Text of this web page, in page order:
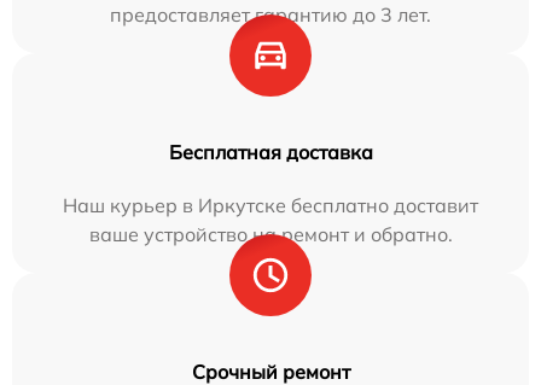
предоставляет гарантию до 3 лет.
Бесплатная доставка
Наш курьер в Иркутске бесплатно доставит
ваше устройство на ремонт и обратно.
Срочный ремонт